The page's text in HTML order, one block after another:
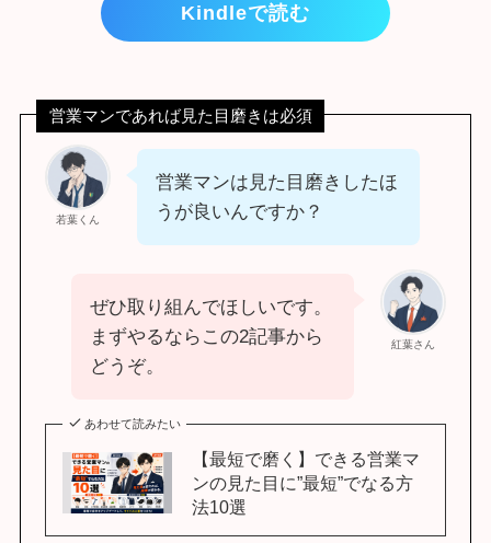
Kindleで読む
営業マンであれば見た目磨きは必須
若葉くん
営業マンは見た目磨きしたほ
うが良いんですか？
紅葉さん
ぜひ取り組んでほしいです。
まずやるならこの2記事から
どうぞ。
あわせて読みたい
【最短で磨く】できる営業マ
ンの見た目に”最短”でなる方
法10選